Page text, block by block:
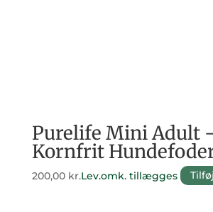
Purelife Mini Adult
Kornfrit
200,00 kr.Lev.omk. tillægges